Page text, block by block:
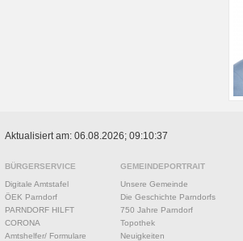
Aktualisiert am: 06.08.2026; 09:10:37
BÜRGERSERVICE
Digitale Amtstafel
ÖEK Parndorf
PARNDORF HILFT
CORONA
Amtshelfer/ Formulare
GEMEINDEPORTRAIT
Unsere Gemeinde
Die Geschichte Parndorfs
750 Jahre Parndorf
Topothek
Neuigkeiten